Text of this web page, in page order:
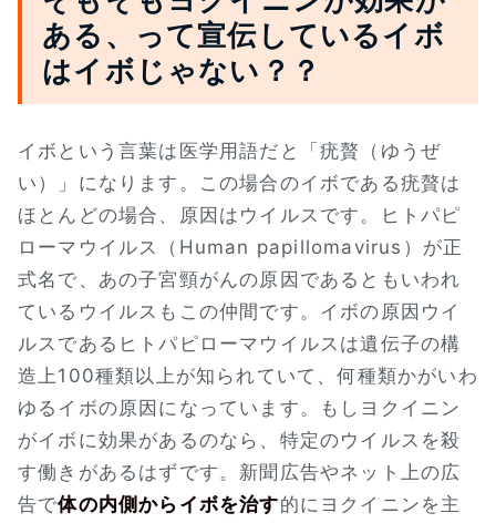
ある、って宣伝しているイボ
はイボじゃない？？
イボという言葉は医学用語だと「疣贅（ゆうぜ
い）」になります。この場合のイボである疣贅は
ほとんどの場合、原因はウイルスです。ヒトパピ
ローマウイルス（Human papillomavirus）が正
式名で、あの子宮頸がんの原因であるともいわれ
ているウイルスもこの仲間です。イボの原因ウイ
ルスであるヒトパピローマウイルスは遺伝子の構
造上100種類以上が知られていて、何種類かがいわ
ゆるイボの原因になっています。もしヨクイニン
がイボに効果があるのなら、特定のウイルスを殺
す働きがあるはずです。新聞広告やネット上の広
告で体の内側からイボを治す的にヨクイニンを主